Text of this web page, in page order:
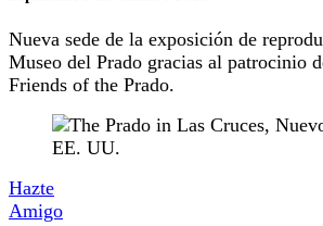
Nueva sede de la exposición de
Museo del Prado gracias al patrocinio
Friends of the Prado.
Hazte
Amigo